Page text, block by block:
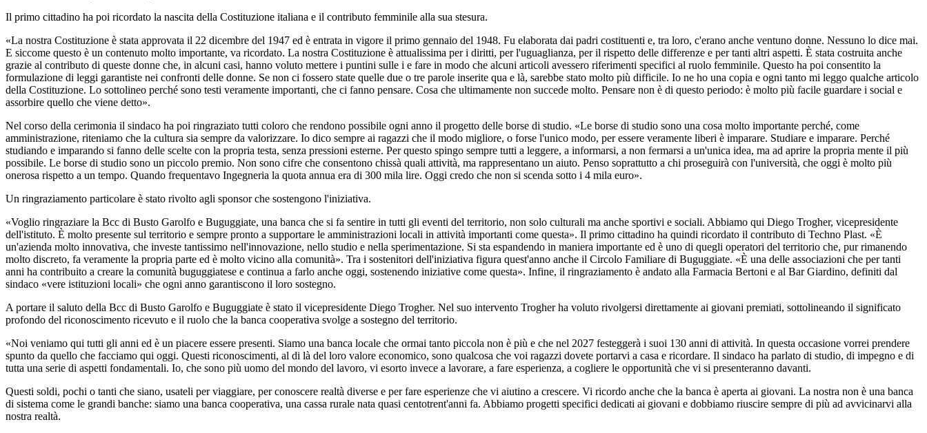
Il primo cittadino ha poi ricordato la nascita della Costituzione italiana e il contributo femminile alla sua stesura.
«La nostra Costituzione è stata approvata il 22 dicembre del 1947 ed è entrata in vigore il primo gennaio del 1948. Fu elaborata dai padri costituenti e, tra loro, c'erano anche ventuno donne. Nessuno lo dice mai.
E siccome questo è un contenuto molto importante, va ricordato. La nostra Costituzione è attualissima per i diritti, per l'uguaglianza, per il rispetto delle differenze e per tanti altri aspetti. È stata costruita anche
grazie al contributo di queste donne che, in alcuni casi, hanno voluto mettere i puntini sulle i e fare in modo che alcuni articoli avessero riferimenti specifici al ruolo femminile. Questo ha poi consentito la
formulazione di leggi garantiste nei confronti delle donne. Se non ci fossero state quelle due o tre parole inserite qua e là, sarebbe stato molto più difficile. Io ne ho una copia e ogni tanto mi leggo qualche articolo
della Costituzione. Lo sottolineo perché sono testi veramente importanti, che ci fanno pensare. Cosa che ultimamente non succede molto. Pensare non è di questo periodo: è molto più facile guardare i social e
assorbire quello che viene detto».
Nel corso della cerimonia il sindaco ha poi ringraziato tutti coloro che rendono possibile ogni anno il progetto delle borse di studio. «Le borse di studio sono una cosa molto importante perché, come
amministrazione, riteniamo che la cultura sia sempre da valorizzare. Io dico sempre ai ragazzi che il modo migliore, o forse l'unico modo, per essere veramente liberi è imparare. Studiare e imparare. Perché
studiando e imparando si fanno delle scelte con la propria testa, senza pressioni esterne. Per questo spingo sempre tutti a leggere, a informarsi, a non fermarsi a un'unica idea, ma ad aprire la propria mente il più
possibile. Le borse di studio sono un piccolo premio. Non sono cifre che consentono chissà quali attività, ma rappresentano un aiuto. Penso soprattutto a chi proseguirà con l'università, che oggi è molto più
onerosa rispetto a un tempo. Quando frequentavo Ingegneria la quota annua era di 300 mila lire. Oggi credo che non si scenda sotto i 4 mila euro».
Un ringraziamento particolare è stato rivolto agli sponsor che sostengono l'iniziativa.
«Voglio ringraziare la Bcc di Busto Garolfo e Buguggiate, una banca che si fa sentire in tutti gli eventi del territorio, non solo culturali ma anche sportivi e sociali. Abbiamo qui Diego Trogher, vicepresidente
dell'istituto. È molto presente sul territorio e sempre pronto a supportare le amministrazioni locali in attività importanti come questa». Il primo cittadino ha quindi ricordato il contributo di Techno Plast. «È
un'azienda molto innovativa, che investe tantissimo nell'innovazione, nello studio e nella sperimentazione. Si sta espandendo in maniera importante ed è uno di quegli operatori del territorio che, pur rimanendo
molto discreto, fa veramente la propria parte ed è molto vicino alla comunità». Tra i sostenitori dell'iniziativa figura quest'anno anche il Circolo Familiare di Buguggiate. «È una delle associazioni che per tanti
anni ha contribuito a creare la comunità buguggiatese e continua a farlo anche oggi, sostenendo iniziative come questa». Infine, il ringraziamento è andato alla Farmacia Bertoni e al Bar Giardino, definiti dal
sindaco «vere istituzioni locali» che ogni anno garantiscono il loro sostegno.
A portare il saluto della Bcc di Busto Garolfo e Buguggiate è stato il vicepresidente Diego Trogher. Nel suo intervento Trogher ha voluto rivolgersi direttamente ai giovani premiati, sottolineando il significato
profondo del riconoscimento ricevuto e il ruolo che la banca cooperativa svolge a sostegno del territorio.
«Noi veniamo qui tutti gli anni ed è un piacere essere presenti. Siamo una banca locale che ormai tanto piccola non è più e che nel 2027 festeggerà i suoi 130 anni di attività. In questa occasione vorrei prendere
spunto da quello che facciamo qui oggi. Questi riconoscimenti, al di là del loro valore economico, sono qualcosa che voi ragazzi dovete portarvi a casa e ricordare. Il sindaco ha parlato di studio, di impegno e di
tutta una serie di aspetti fondamentali. Io, che sono più uomo del mondo del lavoro, vi esorto invece a lavorare, a fare esperienza, a cogliere le opportunità che vi si presenteranno davanti.
Questi soldi, pochi o tanti che siano, usateli per viaggiare, per conoscere realtà diverse e per fare esperienze che vi aiutino a crescere. Vi ricordo anche che la banca è aperta ai giovani. La nostra non è una banca
di sistema come le grandi banche: siamo una banca cooperativa, una cassa rurale nata quasi centotrent'anni fa. Abbiamo progetti specifici dedicati ai giovani e dobbiamo riuscire sempre di più ad avvicinarvi alla
nostra realtà.